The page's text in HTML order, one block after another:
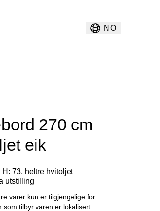
NO
270 cm
eik
73, heltre hvitoljet
utstilling
varer kun er tilgjengelige for
tilbyr varen er lokalisert.